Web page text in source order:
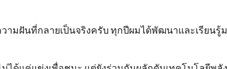
วามฝันที่กลายเป็นจริงครับ ทุกปีผมได้พัฒนาและเรียนรู้